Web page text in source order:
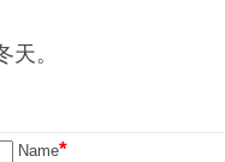
。
Name*